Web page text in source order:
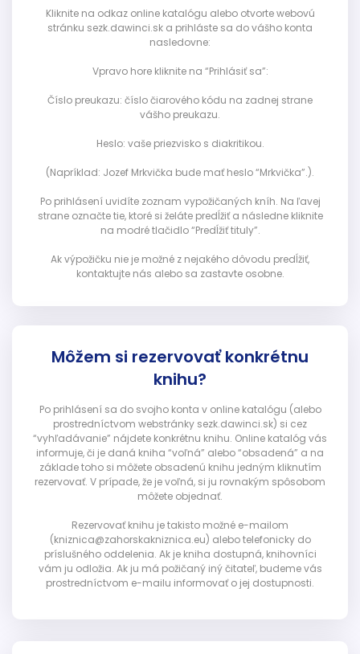
Kliknite na odkaz online katalógu alebo otvorte webovú
stránku sezk.dawinci.sk a prihláste sa do vášho konta
nasledovne:
Vpravo hore kliknite na “Prihlásiť sa”:
Číslo preukazu: číslo čiarového kódu na zadnej strane
vášho preukazu.
Heslo: vaše priezvisko s diakritikou.
(Napríklad: Jozef Mrkvička bude mať heslo “Mrkvička”.).
Po prihlásení uvidíte zoznam vypožičaných kníh. Na ľavej
strane označte tie, ktoré si želáte predĺžiť a následne kliknite
na modré tlačidlo “Predĺžiť tituly”.
Ak výpožičku nie je možné z nejakého dôvodu predĺžiť,
kontaktujte nás alebo sa zastavte osobne.
Môžem si rezervovať konkrétnu
knihu?
Po prihlásení sa do svojho konta v online katalógu (alebo
prostredníctvom webstránky sezk.dawinci.sk) si cez
“vyhľadávanie” nájdete konkrétnu knihu. Online katalóg vás
informuje, či je daná kniha “voľná” alebo “obsadená” a na
základe toho si môžete obsadenú knihu jedným kliknutím
rezervovať. V prípade, že je voľná, si ju rovnakým spôsobom
môžete objednať.
Rezervovať knihu je takisto možné e-mailom
(kniznica@zahorskakniznica.eu) alebo telefonicky do
príslušného oddelenia. Ak je kniha dostupná, knihovníci
vám ju odložia. Ak ju má požičaný iný čitateľ, budeme vás
prostredníctvom e-mailu informovať o jej dostupnosti.